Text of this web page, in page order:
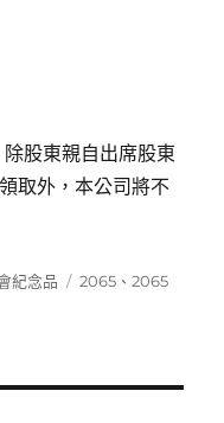
股東親自出席股東
取外，本公司將不
紀念品
標
2065 、2065